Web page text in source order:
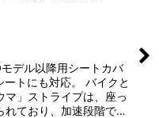
ル以降用シートカバ
トにも対応。 バイクと
マ」ストライプは、座っ
れており、加速段階で…